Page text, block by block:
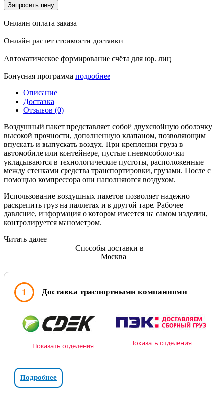
Запросить цену
Онлайн оплата заказа
Онлайн расчет стоимости доставки
Автоматическое формирование счёта для юр. лиц
Бонусная программа подробнее
Описание
Доставка
Отзывов (0)
Воздушный пакет представляет собой двухслойную оболочку
высокой прочности, дополненную клапаном, позволяющим
впускать и выпускать воздух. При креплении груза в
автомобиле или контейнере, пустые пневмооболочки
укладываются в технологические пустоты, расположенные
между стенками средства транспортировки, грузами. После с
помощью компрессора они наполняются воздухом.
Использование воздушных пакетов позволяет надежно
раскрепить груз на паллетах и в другой таре. Рабочее
давление, информация о котором имеется на самом изделии,
контролируется манометром.
Читать далее
Способы доставки в
Москва
1 Доставка траспортными компаниями
Показать отделения Показать отделения
Подробнее